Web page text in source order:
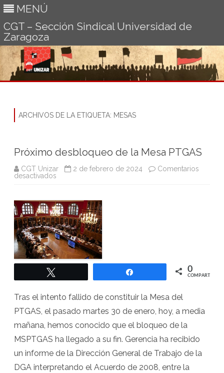
MENÚ
CGT – Sección Sindical Universidad de
Zaragoza
ARCHIVOS DE LA ETIQUETA: MESAS
Próximo desbloqueo de la Mesa PTGAS
CGT Unizar 2 de febrero de 2024
Comentarios
desactivados
la
Mesa
PTGAS
0
COMPARTIR
Tras el intento fallido de constituir la Mesa del
PTGAS, el pasado martes 30 de enero, hoy, a media
mañana, hemos conocido que el bloqueo de la
MSPTGAS ha llegado a su fin. Gerencia ha recibido
un informe de la Dirección General de Trabajo de la
DGA interpretando el Acuerdo de 2008, entre la